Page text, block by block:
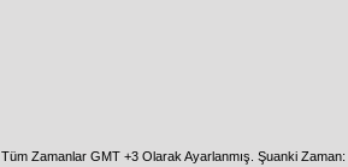
Tüm Zamanlar GMT +3 Olarak Ayarlanmış. Şuanki Zaman: